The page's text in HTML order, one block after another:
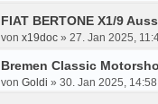
FIAT BERTONE X1/9
von x19doc » 27. Jan 2025,
Bremen Classic
von Goldi » 30. Jan 2025, 14:58